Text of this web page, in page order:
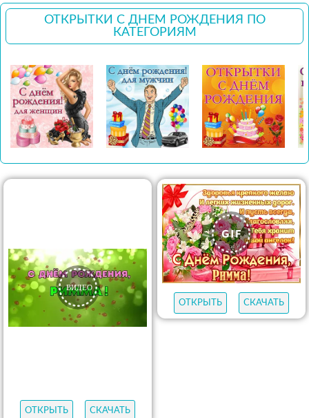
ОТКРЫТКИ С ДНЕМ РОЖДЕНИЯ ПО
КАТЕГОРИЯМ
ОТКРЫТЬ СКАЧАТЬ
ОТКРЫТЬ СКАЧАТЬ